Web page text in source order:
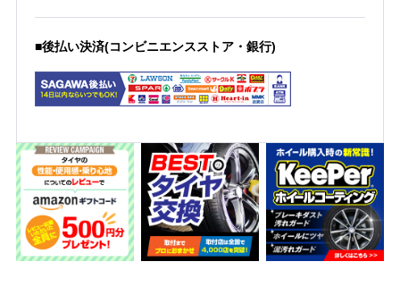
■後払い決済(コンビニエンスストア・銀行)